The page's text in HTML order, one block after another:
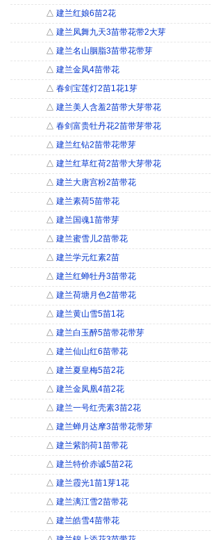
△ 建兰红娘6苗2花
△ 建兰凤舞九天3苗带花带2大芽
△ 建兰名山胭脂3苗带花带芽
△ 建兰金凤4苗带花
△ 春剑宝莲灯2苗1花1芽
△ 建兰美人含羞2苗带大芽带花
△ 春剑富贵牡丹花2苗带芽带花
△ 建兰红钻2苗带花带芽
△ 建兰红草红荷2苗带大芽带花
△ 建兰大唐宫粉2苗带花
△ 建兰素荷5苗带花
△ 建兰国魂1苗带芽
△ 建兰蜜雪儿2苗带花
△ 建兰学元红素2苗
△ 建兰红蝉牡丹3苗带花
△ 建兰荷塘月色2苗带花
△ 建兰黄山雪5苗1花
△ 建兰白玉醉5苗带花带芽
△ 建兰仙山红6苗带花
△ 建兰夏皇梅5苗2花
△ 建兰金凤凰4苗2花
△ 建兰一号红壳素3苗2花
△ 建兰蝉月达摩3苗带花带芽
△ 建兰紫韵荷1苗带花
△ 建兰特价赤诚5苗2花
△ 建兰霞光1苗1芽1花
△ 建兰漓江雪2苗带花
△ 建兰皓雪4苗带花